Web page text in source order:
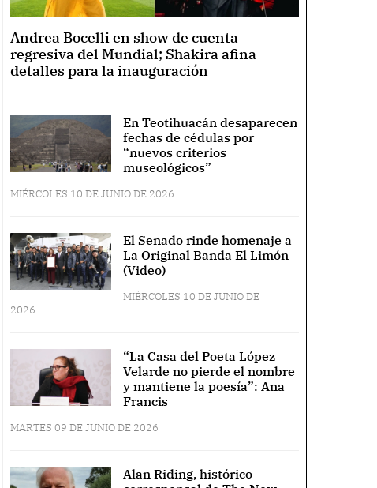
Andrea Bocelli en show de cuenta
regresiva del Mundial; Shakira afina
detalles para la inauguración
En Teotihuacán desaparecen
fechas de cédulas por
“nuevos criterios
museológicos”
MIÉRCOLES 10 DE JUNIO DE 2026
El Senado rinde homenaje a
La Original Banda El Limón
(Video)
MIÉRCOLES 10 DE JUNIO DE
2026
“La Casa del Poeta López
Velarde no pierde el nombre
y mantiene la poesía”: Ana
Francis
MARTES 09 DE JUNIO DE 2026
Alan Riding, histórico